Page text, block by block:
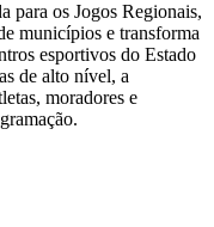
para os Jogos Regionais,
municípios e transforma
esportivos do Estado
de alto nível, a
moradores e